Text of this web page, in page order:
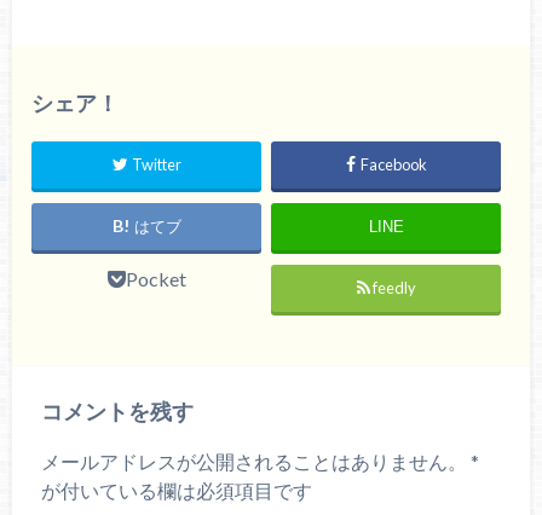
シェア！
Twitter Facebook
はてブ LINE
Pocket feedly
コメントを残す
メールアドレスが公開されることはありません。
*
が付いている欄は必須項目です